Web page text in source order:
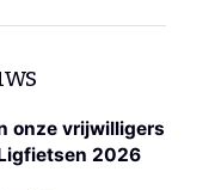
onze vrijwilligers
2026